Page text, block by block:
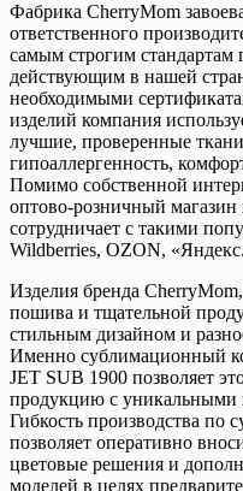
Фабрика CherryMom
ответственного
самым строгим стандартам
действующим в нашей
необходимыми
изделий компания
лучшие, проверенные
гипоаллергенность,
Помимо собственной
оптово-розничный магазин
сотрудничает с такими
Wildberries, OZON,
Изделия бренда
пошива и тщательной
стильным дизайном и
Именно сублимационный
JET SUB 1900 позволяет
продукцию с
Гибкость производства по
позволяет оперативно
цветовые решения и
моделей в целях